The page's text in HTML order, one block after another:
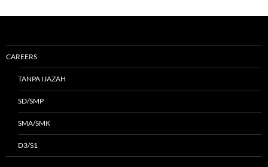
CAREERS
TANPA IJAZAH
SD/SMP
SMA/SMK
D3/S1